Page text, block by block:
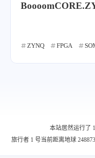
ZYNQ FPGA
本站居然运行了
旅行者 1 号当前距离地球